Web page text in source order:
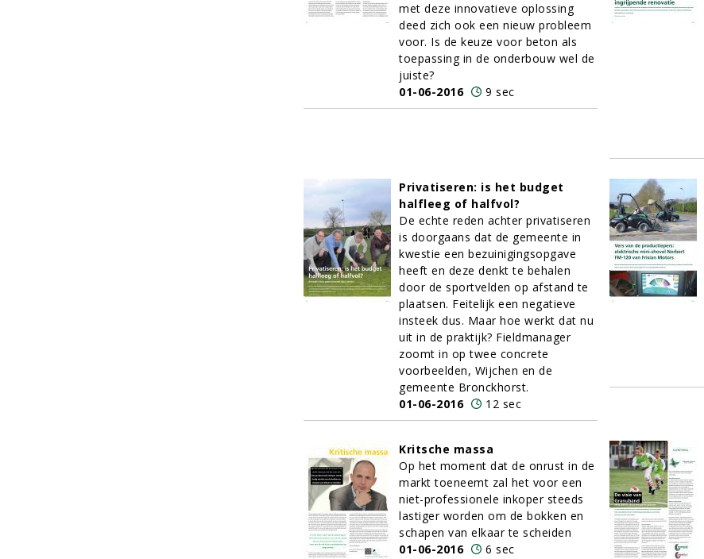
met deze innovatieve oplossing
deed zich ook een nieuw probleem
voor. Is de keuze voor beton als
toepassing in de onderbouw wel de
juiste?
01-06-2016
9 sec
Privatiseren: is het budget
halfleeg of halfvol?
De echte reden achter privatiseren
is doorgaans dat de gemeente in
kwestie een bezuinigingsopgave
heeft en deze denkt te behalen
door de sportvelden op afstand te
plaatsen. Feitelijk een negatieve
insteek dus. Maar hoe werkt dat nu
uit in de praktijk? Fieldmanager
zoomt in op twee concrete
voorbeelden, Wijchen en de
gemeente Bronckhorst.
01-06-2016
12 sec
Kritsche massa
Op het moment dat de onrust in de
markt toeneemt zal het voor een
niet-professionele inkoper steeds
lastiger worden om de bokken en
schapen van elkaar te scheiden
01-06-2016
6 sec